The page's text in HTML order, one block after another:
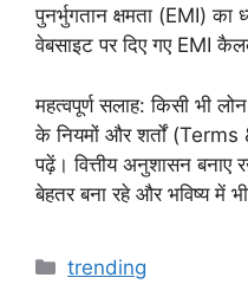
पुनर्भुगतान क्षमता (EMI)
वेबसाइट पर दिए गए EMI
महत्वपूर्ण सलाह: किसी भी
के नियमों और शर्तों
पढ़ें। वित्तीय अनुशासन
बेहतर बना रहे और भविष्य में
Categories
trending